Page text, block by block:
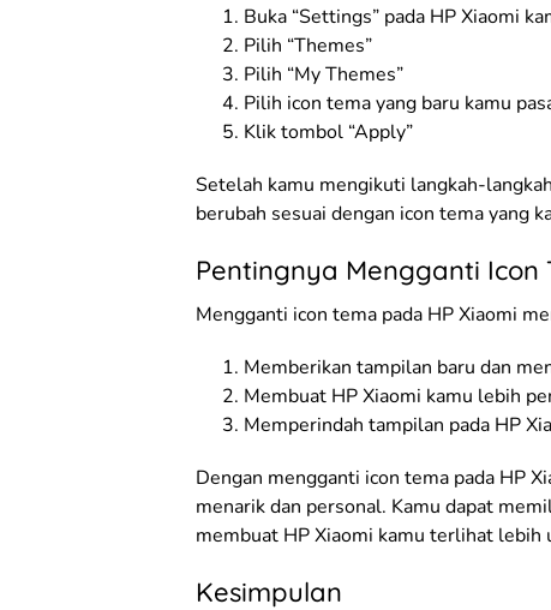
Buka “Settings” pada HP Xiaomi
Pilih “Themes”
Pilih “My Themes”
Pilih icon tema yang baru kamu
Klik tombol “Apply”
Setelah kamu mengikuti langkah-
berubah sesuai dengan icon tema yang
Pentingnya Mengganti Icon
Mengganti icon tema pada HP Xiaomi
Memberikan tampilan baru dan
Membuat HP Xiaomi kamu lebih
Memperindah tampilan pada HP
Dengan mengganti icon tema pada HP
menarik dan personal. Kamu dapat
membuat HP Xiaomi kamu terlihat lebih
Kesimpulan